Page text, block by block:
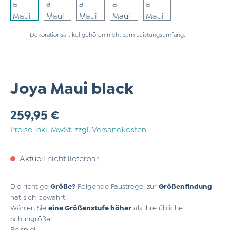
Dekorationsartikel gehören nicht zum Leistungsumfang.
Joya Maui black
Regulärer Preis:
259,95 €
Preise inkl. MwSt. zzgl. Versandkosten
Aktuell nicht lieferbar
Die richtige Größe? Folgende Faustregel zur Größenfindung
hat sich bewährt:
Wählen Sie eine Größenstufe höher als Ihre übliche
Schuhgröße!